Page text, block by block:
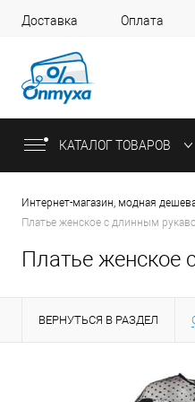
Доставка Оплата
КАТАЛОГ ТОВАРОВ
Интернет-магазин, модная
Платье женское с длинным
Платье женское
ВЕРНУТЬСЯ В РАЗДЕЛ